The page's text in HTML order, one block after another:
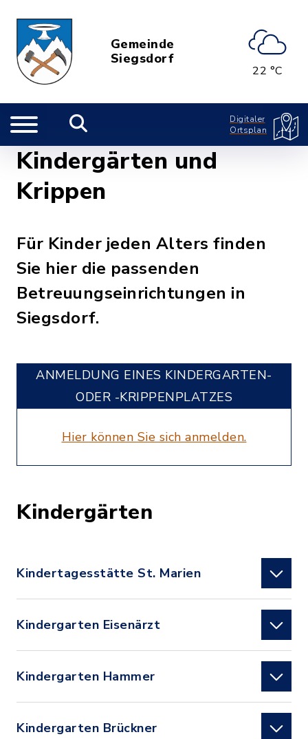
Gemeinde
Siegsdorf
22 °C
Digitaler
Ortsplan
Kindergärten und
Krippen
Für Kinder jeden Alters finden
Sie hier die passenden
Betreuungseinrichtungen in
Siegsdorf.
ANMELDUNG EINES KINDERGARTEN-
ODER -KRIPPENPLATZES
Hier können Sie sich anmelden.
Kindergärten
Kindertagesstätte St. Marien
Kindergarten Eisenärzt
Kindergarten Hammer
Kindergarten Brückner